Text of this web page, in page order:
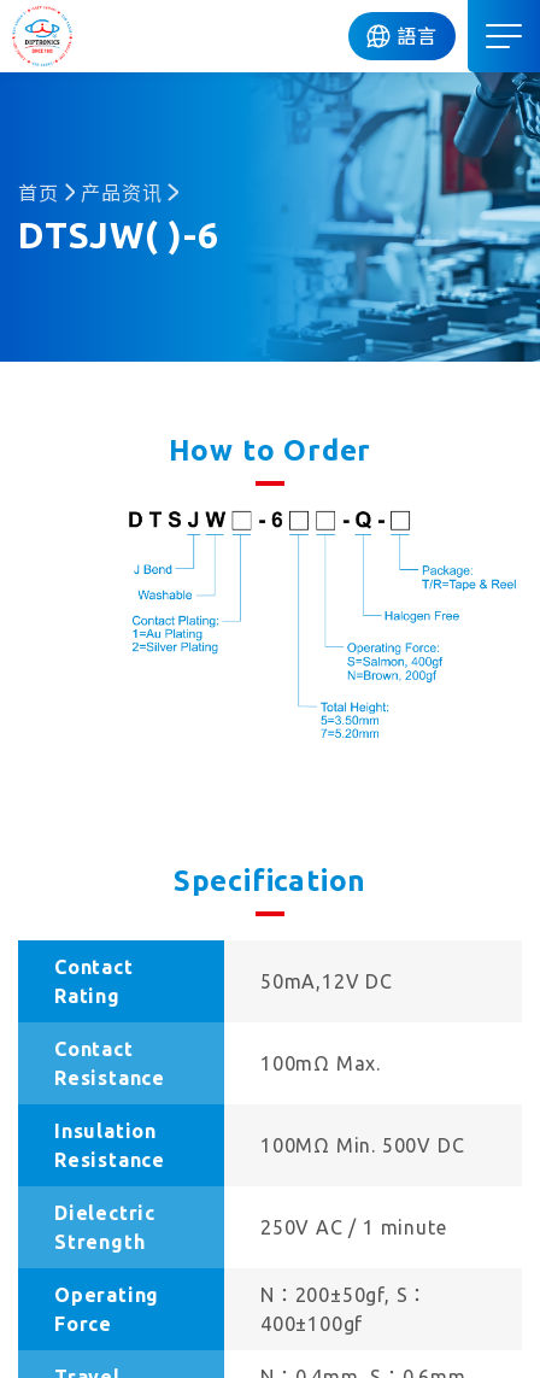
語言
首页 产品资讯
DTSJW( )-6
How to Order
Specification
Contact
Rating
50mA,12V DC
Contact
Resistance
100mΩ Max.
Insulation
Resistance
100MΩ Min. 500V DC
Dielectric
Strength
250V AC / 1 minute
Operating
Force
N：200±50gf, S：
400±100gf